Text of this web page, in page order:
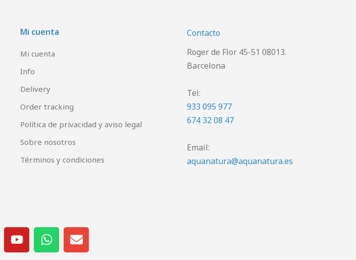
Mi cuenta
Mi cuenta
Info
Delivery
Order tracking
Política de privacidad y aviso legal
Sobre nosotros
Términos y condiciones
Contacto
Roger de Flor 45-51 08013.
Barcelona
Tel:
933 095 977
674 32 08 47
Email:
aquanatura@aquanatura.es